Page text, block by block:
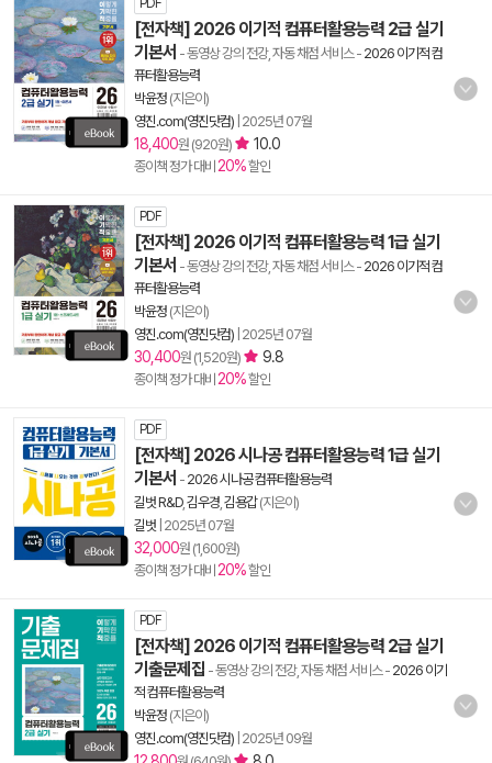
PDF
[전자책] 2026 이기적 컴퓨터활용능력 2급 실기
기본서 - 동영상 강의 전강, 자동 채점 서비스- 2026 이기적 컴
퓨터활용능력
박윤정 (지은이)
영진.com(영진닷컴) 2025년 07월
18,400원 (920원) 10.0
종이책 정가 대비 20%할인
PDF
[전자책] 2026 이기적 컴퓨터활용능력 1급 실기
기본서 - 동영상 강의 전강, 자동 채점 서비스- 2026 이기적 컴
퓨터활용능력
박윤정 (지은이)
영진.com(영진닷컴) 2025년 07월
30,400원 (1,520원) 9.8
종이책 정가 대비 20%할인
PDF
[전자책] 2026 시나공 컴퓨터활용능력 1급 실기
기본서 - 2026 시나공 컴퓨터활용능력
길벗 R&D, 김우경 김용갑(지은이)
길벗 2025년 07월
32,000원 (1,600원)
종이책 정가 대비 20%할인
PDF
[전자책] 2026 이기적 컴퓨터활용능력 2급 실기
기출문제집 - 동영상 강의 전강, 자동 채점 서비스- 2026 이기
적 컴퓨터활용능력
박윤정 (지은이)
영진.com(영진닷컴) 2025년 09월